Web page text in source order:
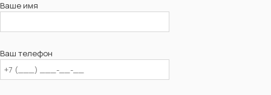
Ваше имя
Ваш телефон